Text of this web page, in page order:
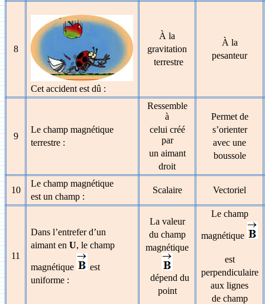
8
Cet accident est dû :
À la
gravitation
terrestre
À la
pesanteur
9
Le champ magnétique
terrestre :
Ressemble
à
celui créé
par
un aimant
droit
Permet de
s’orienter
avec une
boussole
10
Le champ magnétique
est un champ :
Scalaire Vectoriel
11
Dans l’entrefer d’un
aimant enU, le champ
magnétique
est
uniforme :
La valeur
du champ
magnétique
dépend du
point
Le champ
magnétique
est
perpendiculaire
aux lignes
de champ